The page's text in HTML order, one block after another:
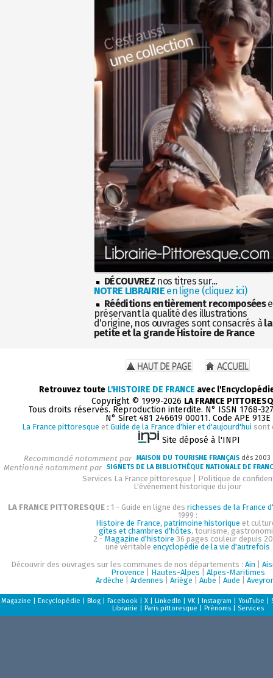
DÉCOUVREZ nos titres sur...
NOTRE LIBRAIRIEen ligne (cliquez ici)
Rééditions entièrement recomposées
préservant la qualité des illustrations
d'origine, nos ouvrages sont consacrés à la
petite et la grande Histoire de France
Retrouvez toute L'HISTOIRE DE FRANCE avec
Copyright © 1999-2026 LA FRANCE
Tous droits réservés. Reproduction interdite. N° ISSN 1768-
N° Siret 481 246619 00011. Code APE 913E
La France pittoresque et Guide de la France d'hier et d'aujourd'hui sont
Site déposé à l'INPI
Recommandé notamment par MAISON DU TOURISME FRANÇAIS dès
Mentionné notamment par SIGNETS DE LA BIBLIOTHÈQUE NATIONALE DE
Services La France pittoresque
Politique de
L'événement historique du jour
LA FRANCE PITTORESQUE : 1 - Guide en ligne des richesses de la France
1999 :
Histoire de France, patrimoine historique et
gîtes et chambres d'hôtes, tourisme,
2 - Magazine d'histoire 36 pages couleur depuis
une véritable encyclopédie de la vie d'autrefois
Découvrir des ouvrages sur les communes de nos départements : Ain
Provence
Hautes-Alpes
Alpes-Maritimes
Ardèche
Ardennes Ariège Aube Aude
Magazine Encyclopédie Blog| Facebook| X| LinkedIn VK| Instagram YouTube
Librairie
Paris pittoresque Prénoms| Services